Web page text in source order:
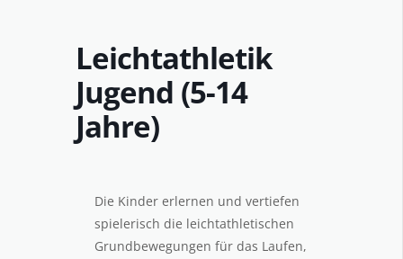
Leichtathletik
Jugend (5-14
Jahre)
Die Kinder erlernen und vertiefen
spielerisch die leichtathletischen
Grundbewegungen für das Laufen,